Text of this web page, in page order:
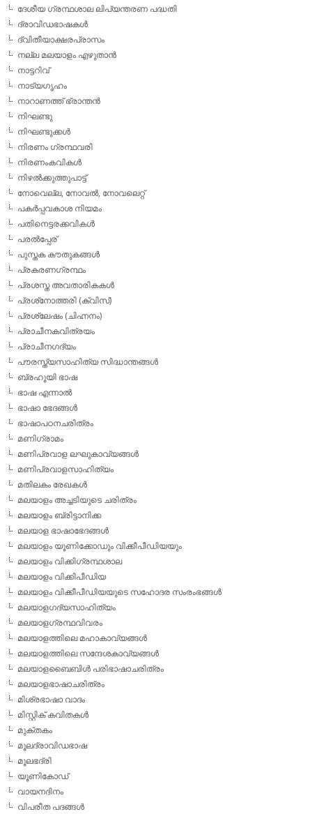
ദേശീയ ഗ്രന്ഥശാല ലിപ്യന്തരണ പദ്ധതി
ദ്രാവിഡഭാഷകള്‍
ദ്വിതീയാക്ഷരപ്രാസം
നല്ല മലയാളം എഴുതാന്‍
നാട്ടറിവ്
നാട്യഗൃഹം
നാറാണത്ത് ഭ്രാന്തന്‍
നിഘണ്ടു
നിഘണ്ടുക്കള്‍
നിരണം ഗ്രന്ഥവരി
നിരണംകവികള്‍
നിഴല്‍ക്കുത്തുപാട്ട്
നോവെല്ല, നോവല്‍, നോവലെറ്റ്
പകര്‍പ്പവകാശ നിയമം
പതിനെട്ടരക്കവികള്‍
പരല്‍പ്പേര്
പുസ്തക കൗതുകങ്ങള്‍
പ്രകരണഗ്രന്ഥം
പ്രശസ്ത അവതാരികകള്‍
പ്രശ്‌നോത്തരി (ക്വിസ്)
പ്രശ്ലേഷം (ചിഹ്നനം)
പ്രാചീനകവിത്രയം
പ്രാചീനഗദ്യം
പൗരസ്ത്യസാഹിത്യ സിദ്ധാന്തങ്ങള്‍
ബ്രഹൂയി ഭാഷ
ഭാഷ എന്നാല്‍
ഭാഷാ ഭേദങ്ങള്‍
ഭാഷാപഠനചരിത്രം
മണിഗ്രാമം
മണിപ്രവാള ലഘുകാവ്യങ്ങള്‍
മണിപ്രവാളസാഹിത്യം
മതിലകം രേഖകള്‍
മലയാളം അച്ചടിയുടെ ചരിത്രം
മലയാളം ബ്രിട്ടാനിക്ക
മലയാള ഭാഷാഭേദങ്ങള്‍
മലയാളം യൂണിക്കോഡും വിക്കീപീഡിയയും
മലയാളം വിക്കിഗ്രന്ഥശാല
മലയാളം വിക്കിപീഡിയ
മലയാളം വിക്കീപീഡിയയുടെ സഹോദര സംരംഭങ്ങള്‍
മലയാളഗദ്യസാഹിത്യം
മലയാളഗ്രന്ഥവിവരം
മലയാളത്തിലെ മഹാകാവ്യങ്ങള്‍
മലയാളത്തിലെ സന്ദേശകാവ്യങ്ങള്‍
മലയാളബൈബിള്‍ പരിഭാഷാചരിത്രം
മലയാളഭാഷാചരിത്രം
മിശ്രഭാഷാ വാദം
മിസ്റ്റിക് കവിതകള്‍
മുക്തകം
മൂലദ്രാവിഡഭാഷ
മൂലഭദ്രി
യൂണികോഡ്
വായനദിനം
വിപരീത പദങ്ങള്‍